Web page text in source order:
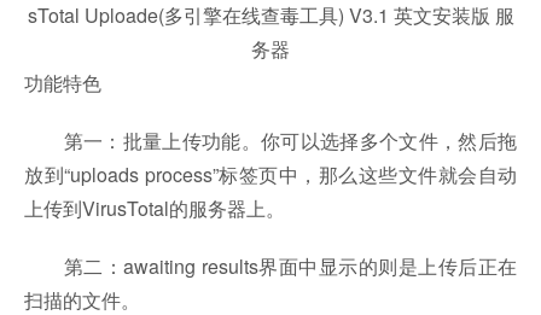
功能特色
第一：批量上传功能。你可以选择多个文件，然后拖
放到“uploads process”标签页中，那么这些文件就会自动
上传到VirusTotal的服务器上。
第二：awaiting results界面中显示的则是上传后正在
扫描的文件。